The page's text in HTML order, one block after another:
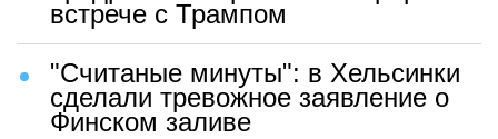
встрече с Трампом
"Считаные минуты": в Хельсинки
сделали тревожное заявление о
Финском заливе